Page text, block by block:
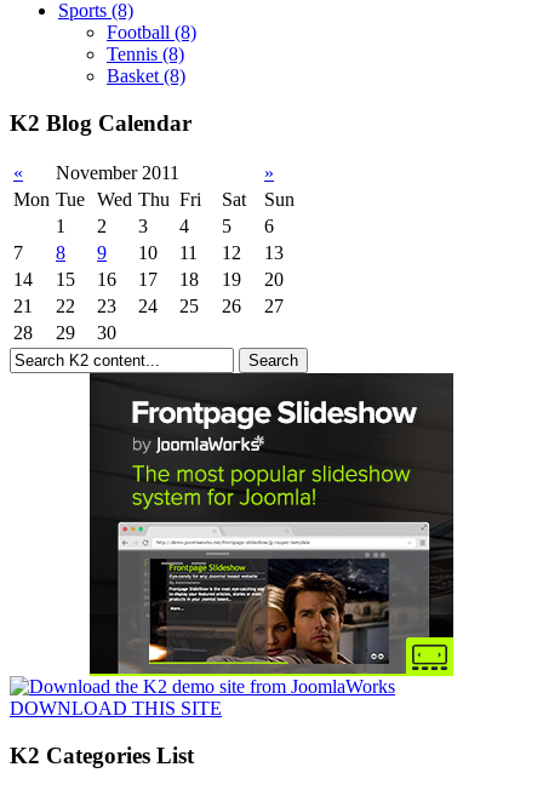
Sports (8)
Football (8)
Tennis (8)
Basket (8)
K2 Blog Calendar
« November 2011
»
Mon Tue Wed Thu Fri Sat
Sun
1
2 3 4 5
6
7
8 9 10 11 12
13
14
15 16 17 18 19
20
21
22 23 24 25 26
27
28
29 30
DOWNLOAD THIS SITE
K2 Categories List